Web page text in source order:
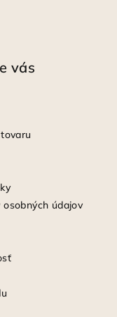
vás
osobných údajov